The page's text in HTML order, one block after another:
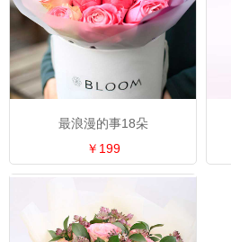
最浪漫的事18朵
￥199